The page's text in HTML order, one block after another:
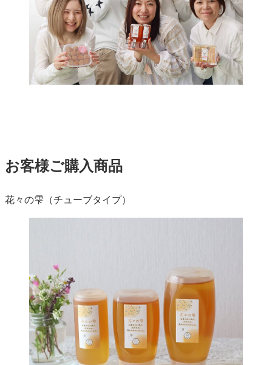
お客様ご購入商品
花々の雫（チューブタイプ）